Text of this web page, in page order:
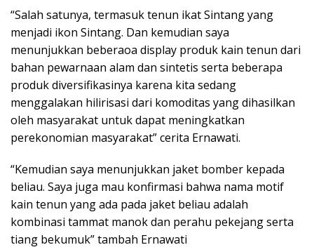
“Salah satunya, termasuk tenun ikat Sintang yang
menjadi ikon Sintang. Dan kemudian saya
menunjukkan beberaoa display produk kain tenun dari
bahan pewarnaan alam dan sintetis serta beberapa
produk diversifikasinya karena kita sedang
menggalakan hilirisasi dari komoditas yang dihasilkan
oleh masyarakat untuk dapat meningkatkan
perekonomian masyarakat” cerita Ernawati.
“Kemudian saya menunjukkan jaket bomber kepada
beliau. Saya juga mau konfirmasi bahwa nama motif
kain tenun yang ada pada jaket beliau adalah
kombinasi tammat manok dan perahu pekejang serta
tiang bekumuk” tambah Ernawati